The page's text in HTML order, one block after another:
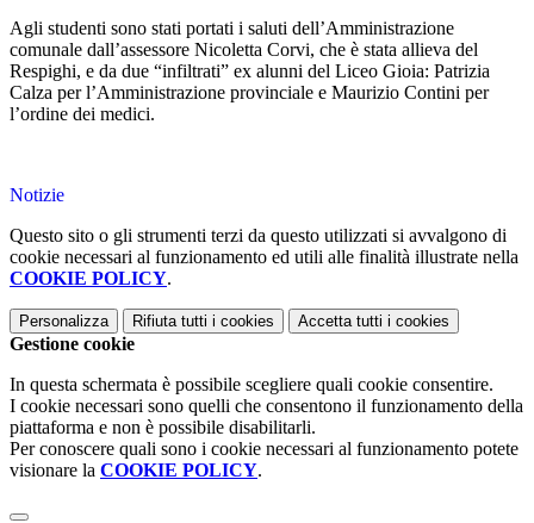
Agli studenti sono stati portati i saluti dell’Amministrazione
comunale dall’assessore Nicoletta Corvi, che è stata allieva del
Respighi, e da due “infiltrati” ex alunni del Liceo Gioia: Patrizia
Calza per l’Amministrazione provinciale e Maurizio Contini per
l’ordine dei medici.
Notizie
Questo sito o gli strumenti terzi da questo utilizzati si avvalgono di
cookie necessari al funzionamento ed utili alle finalità illustrate nella
COOKIE POLICY.
Personalizza Rifiuta tutti i cookies Accetta tutti i cookies
Gestione cookie
In questa schermata è possibile scegliere quali cookie consentire.
I cookie necessari sono quelli che consentono il funzionamento della
piattaforma e non è possibile disabilitarli.
Per conoscere quali sono i cookie necessari al funzionamento potete
visionare la COOKIE POLICY.